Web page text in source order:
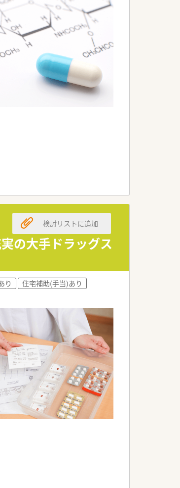
の大手ドラッグス
検討リストに追加
り
住宅補助(手当)あり